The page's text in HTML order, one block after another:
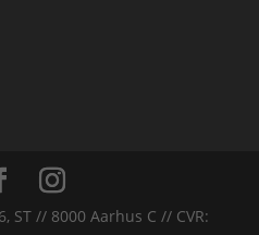
ST // 8000 Aarhus C // CVR: